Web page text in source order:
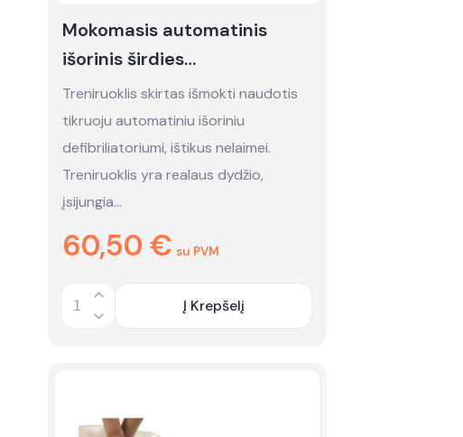
Mokomasis automatinis
išorinis širdies
defibriliatorius MEPAD (AED)
- nuoma
Treniruoklis skirtas išmokti naudotis
tikruoju automatiniu išoriniu
defibriliatoriumi, ištikus nelaimei.
Treniruoklis yra realaus dydžio,
įsijungia…
60,50 € su PVM
Quantity Į Krepšelį